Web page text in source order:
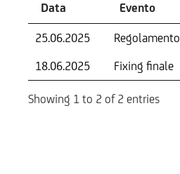
Data Evento
25.06.2025 Regolamento
18.06.2025
Fixing finale
Showing 1 to 2 of 2 entries